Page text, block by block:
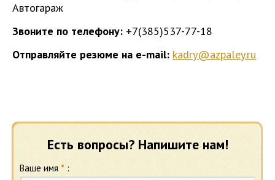
Автогараж
Звоните по телефону: +7(385)537-77-18
Отправляйте резюме на e-mail: kadry@azpaley.ru
Есть вопросы? Напишите нам!
Ваше имя * :